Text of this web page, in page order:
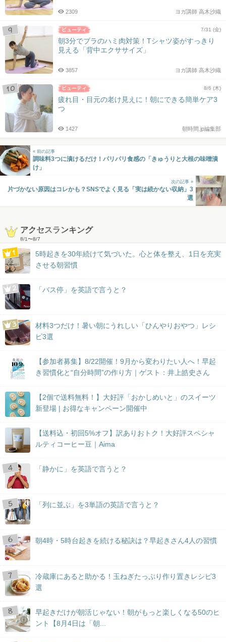
ヨガ講師 高木沙織
2309
7/31 (金)
朝3分でブラのハミ肉対策！Tシャツ姿がすっきり
見える「背中エクササイズ」
ヨガ講師 高木沙織
3857
8/6 (木)
疲れ目・目元の老け見えに！朝にできる簡単ケア3
つ
朝時間.jp編集部
1427
« 前の記事
調味料3つに漬けるだけ！パリパリ食感の「きゅうりと大根の味噌漬
け」
次の記事 »
片づかない原因はコレかも？SNSでよく見る「実は続かない収納」3
選
アクセスランキング
8/1〜8/7
5時起きを30年続けて気づいた。心と体を整え、1日を充実
させる朝習慣
「バス停」を英語で言うと？
材料3つだけ！暑い朝にうれしい「ひんやりおやつ」レシ
ピ3選
【参加者募集】8/22開催！9月から変わりたい人へ！早起
き習慣化と“自分時間”の作り方｜ゲスト：井上皓史さん
【2個で送料無料！】大好評「おかしめいと」のスイーツ
新登場 | お得なキャンペーン開催中
【送料込・初回5%オフ】訳ありおトク！大好評スペシャ
ルティコーヒー豆｜Aima
「静かに」を英語で言うと？
「列に並ぶ」を3単語の英語で言うと？
朝4時・5時台起きを続ける秘訣は？早起きさん4人の習慣
冷蔵庫にあると助かる！玉ねぎたっぷり作り置きレシピ3
選
早起きだけが朝活じゃない！朝がもっと楽しくなる50のヒ
ント【8月4日は「朝...